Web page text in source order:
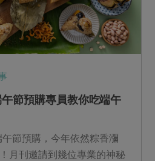
節預購專員教你吃端午
節預購，今年依然粽香瀰
月刊邀請到幾位專業的神秘